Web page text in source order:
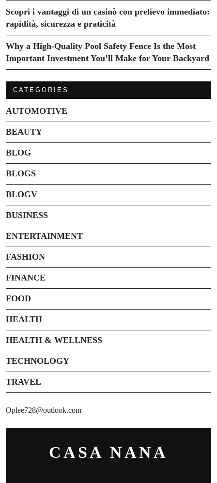
Scopri i vantaggi di un casinò con prelievo immediato:
rapidità, sicurezza e praticità
Why a High-Quality Pool Safety Fence Is the Most
Important Investment You’ll Make for Your Backyard
CATEGORIES
AUTOMOTIVE
BEAUTY
BLOG
BLOGS
BLOGV
BUSINESS
ENTERTAINMENT
FASHION
FINANCE
FOOD
HEALTH
HEALTH & WELLNESS
TECHNOLOGY
TRAVEL
Oplee728@outlook.com
CASA NANA